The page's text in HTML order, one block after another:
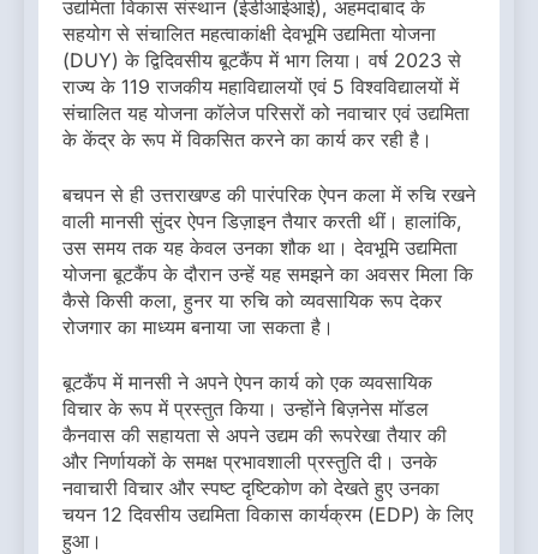
उद्यमिता विकास संस्थान (ईडीआईआई), अहमदाबाद के
सहयोग से संचालित महत्वाकांक्षी देवभूमि उद्यमिता योजना
(DUY) के द्विदिवसीय बूटकैंप में भाग लिया। वर्ष 2023 से
राज्य के 119 राजकीय महाविद्यालयों एवं 5 विश्वविद्यालयों में
संचालित यह योजना कॉलेज परिसरों को नवाचार एवं उद्यमिता
के केंद्र के रूप में विकसित करने का कार्य कर रही है।
बचपन से ही उत्तराखण्ड की पारंपरिक ऐपन कला में रुचि रखने
वाली मानसी सुंदर ऐपन डिज़ाइन तैयार करती थीं। हालांकि,
उस समय तक यह केवल उनका शौक था। देवभूमि उद्यमिता
योजना बूटकैंप के दौरान उन्हें यह समझने का अवसर मिला कि
कैसे किसी कला, हुनर या रुचि को व्यवसायिक रूप देकर
रोजगार का माध्यम बनाया जा सकता है।
बूटकैंप में मानसी ने अपने ऐपन कार्य को एक व्यवसायिक
विचार के रूप में प्रस्तुत किया। उन्होंने बिज़नेस मॉडल
कैनवास की सहायता से अपने उद्यम की रूपरेखा तैयार की
और निर्णायकों के समक्ष प्रभावशाली प्रस्तुति दी। उनके
नवाचारी विचार और स्पष्ट दृष्टिकोण को देखते हुए उनका
चयन 12 दिवसीय उद्यमिता विकास कार्यक्रम (EDP) के लिए
हुआ।